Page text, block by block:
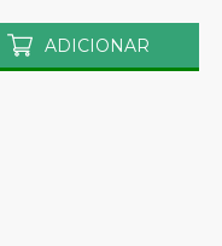
ADICIONAR